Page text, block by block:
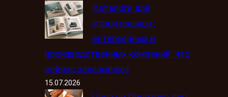
Каталоги для
строительных,
интерьерных и
производственных компаний: что
сейчас заказывают
15.07.2026